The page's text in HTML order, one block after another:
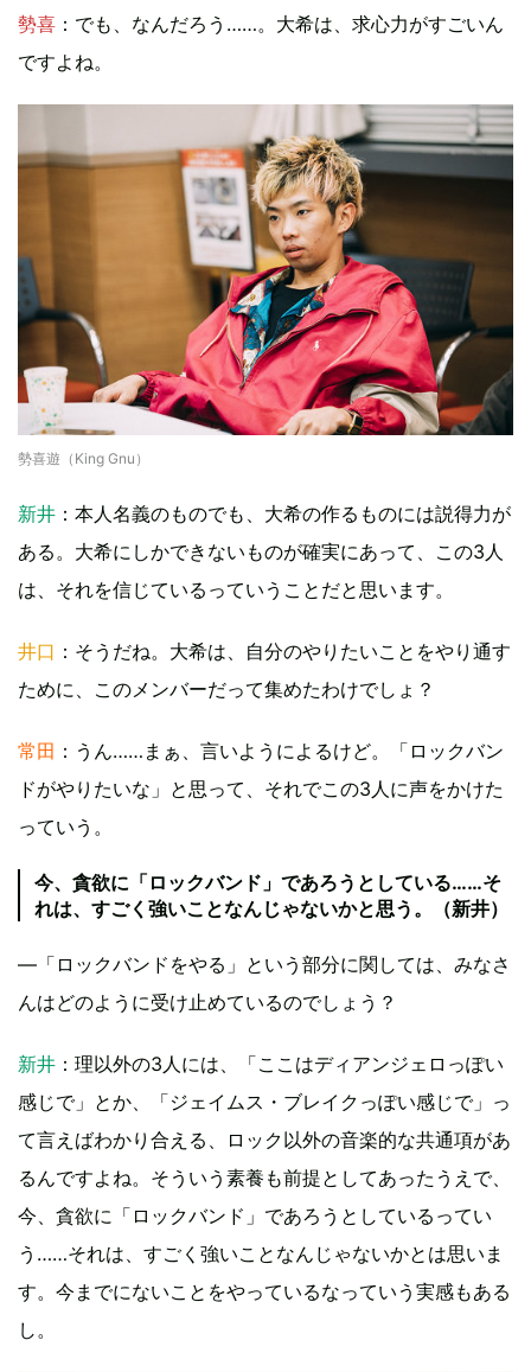
勢喜 ：でも、なんだろう……。大希は、求心力がすごいん
ですよね。
勢喜遊（King Gnu）
新井 ：本人名義のものでも、大希の作るものには説得力が
ある。大希にしかできないものが確実にあって、この3人
は、それを信じているっていうことだと思います。
井口 ：そうだね。大希は、自分のやりたいことをやり通す
ために、このメンバーだって集めたわけでしょ？
常田 ：うん……まぁ、言いようによるけど。「ロックバン
ドがやりたいな」と思って、それでこの3人に声をかけた
っていう。
今、貪欲に「ロックバンド」であろうとしている……そ
れは、すごく強いことなんじゃないかと思う。（新井）
—「ロックバンドをやる」という部分に関しては、みなさ
んはどのように受け止めているのでしょう？
新井 ：理以外の3人には、「ここはディアンジェロっぽい
感じで」とか、「ジェイムス・ブレイクっぽい感じで」っ
て言えばわかり合える、ロック以外の音楽的な共通項があ
るんですよね。そういう素養も前提としてあったうえで、
今、貪欲に「ロックバンド」であろうとしているってい
う……それは、すごく強いことなんじゃないかとは思いま
す。今までにないことをやっているなっていう実感もある
し。